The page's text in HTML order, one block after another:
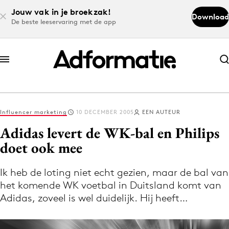
Jouw vak in je broekzak!
De beste leeservaring met de app
Download
Abonneer nu
Abonneer nu
Log in
Volg het laatste nieuws via de Adformatie
Nieuws app
Influencer marketing 10 DECEMBER 2005 EEN AUTEUR
Adidas levert de WK-bal en Philips
doet ook mee
Ik heb de loting niet echt gezien, maar de bal van
het komende WK voetbal in Duitsland komt van
Adidas, zoveel is wel duidelijk. Hij heeft…